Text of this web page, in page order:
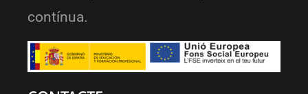
contínua.